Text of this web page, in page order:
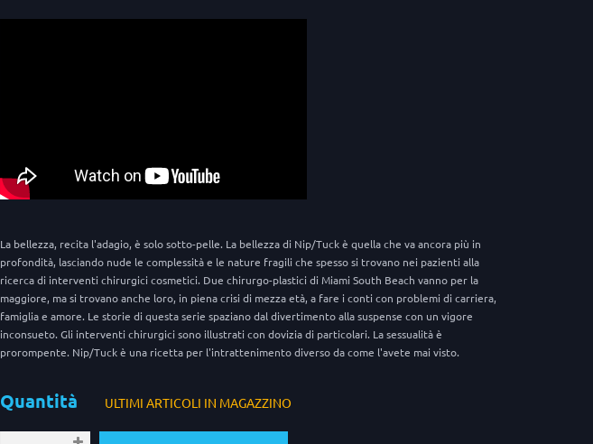
La bellezza, recita l'adagio, è solo sotto-pelle. La bellezza di Nip/Tuck è quella che va ancora più in
profondità, lasciando nude le complessità e le nature fragili che spesso si trovano nei pazienti alla
ricerca di interventi chirurgici cosmetici. Due chirurgo-plastici di Miami South Beach vanno per la
maggiore, ma si trovano anche loro, in piena crisi di mezza età, a fare i conti con problemi di carriera,
famiglia e amore. Le storie di questa serie spaziano dal divertimento alla suspense con un vigore
inconsueto. Gli interventi chirurgici sono illustrati con dovizia di particolari. La sessualità è
prorompente. Nip/Tuck è una ricetta per l'intrattenimento diverso da come l'avete mai visto.
Quantità ULTIMI ARTICOLI IN MAGAZZINO